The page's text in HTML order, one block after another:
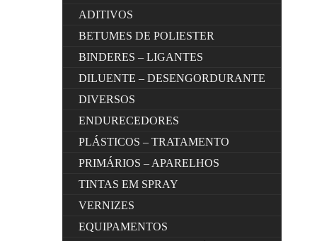
ADITIVOS
BETUMES DE POLIESTER
BINDERES – LIGANTES
DILUENTE – DESENGORDURANTE
DIVERSOS
ENDURECEDORES
PLÁSTICOS – TRATAMENTO
PRIMÁRIOS – APARELHOS
TINTAS EM SPRAY
VERNIZES
EQUIPAMENTOS